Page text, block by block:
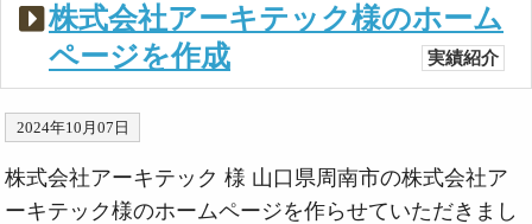
株式会社アーキテック様のホーム
ページを作成
実績紹介
2024年10月07日
株式会社アーキテック 様 山口県周南市の株式会社ア
ーキテック様のホームページを作らせていただきまし